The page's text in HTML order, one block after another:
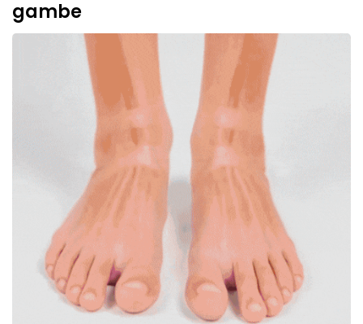
gambe